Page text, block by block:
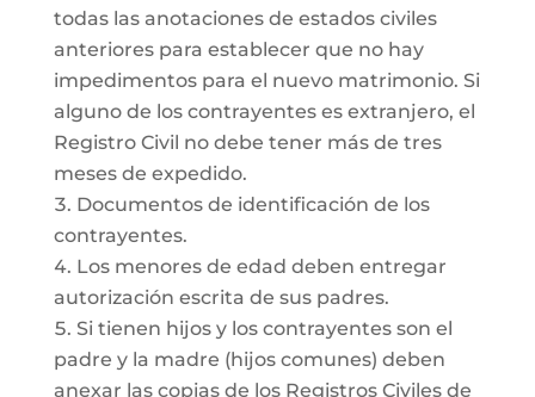
todas las anotaciones de estados civiles
anteriores para establecer que no hay
impedimentos para el nuevo matrimonio. Si
alguno de los contrayentes es extranjero, el
Registro Civil no debe tener más de tres
meses de expedido.
Documentos de identificación de los
contrayentes.
Los menores de edad deben entregar
autorización escrita de sus padres.
Si tienen hijos y los contrayentes son el
padre y la madre (hijos comunes) deben
anexar las copias de los Registros Civiles de